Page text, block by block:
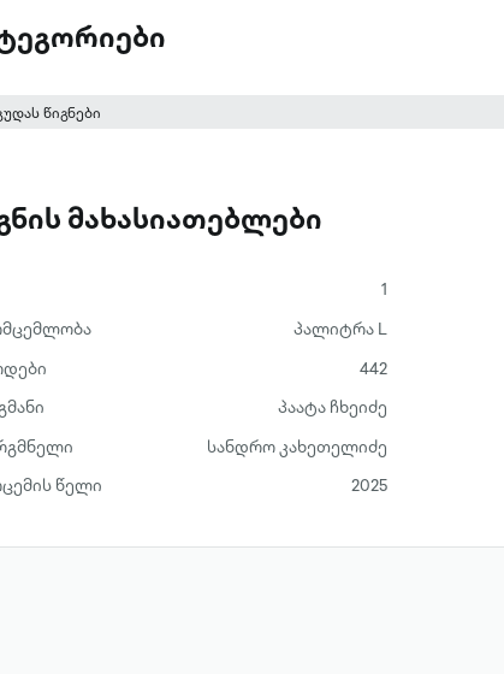
წიგნები
მახასიათებლები
1
პალიტრა L
442
პაატა ჩხეიძე
სანდრო კახეთელიძე
წელი
2025